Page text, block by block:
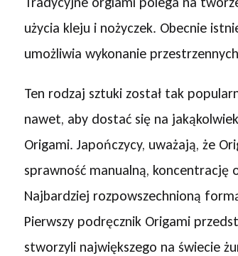
użycia kleju i nożyczek. Obecnie
umożliwia wykonanie
Ten rodzaj sztuki został tak
nawet, aby dostać się na
Origami. Japończycy, uważają, że
sprawność manualną, koncentrację
Najbardziej rozpowszechnioną
Pierwszy podręcznik Origami
stworzyli największego na świecie